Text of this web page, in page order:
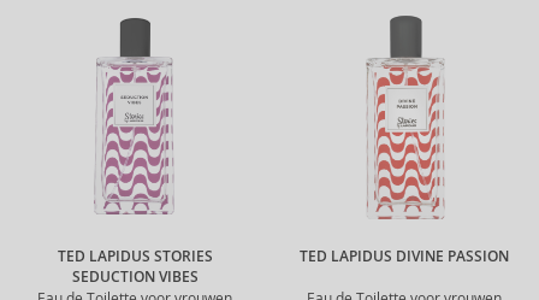
TED LAPIDUS STORIES
SEDUCTION VIBES
TED LAPIDUS DIVINE PASSION